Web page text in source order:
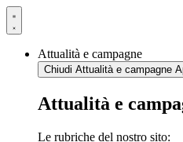
Vai
al
Attualità e campagne
Chiudi Attualità e campagne
Attualità e
Le rubriche del nostro sito: